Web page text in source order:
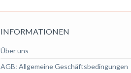
INFORMATIONEN
Über uns
AGB: Allgemeine Geschäftsbedingungen